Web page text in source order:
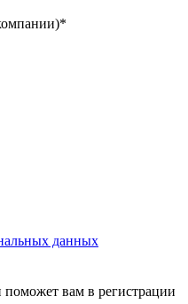
*
данных
вам в регистрации